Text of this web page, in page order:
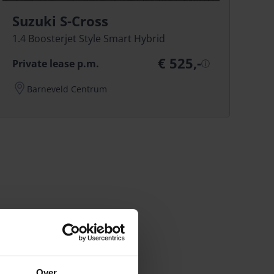
Suzuki S-Cross
1.4 Boosterjet Style Smart Hybrid
Private lease p.m.
€ 525,-ⓘ
Barneveld Centrum